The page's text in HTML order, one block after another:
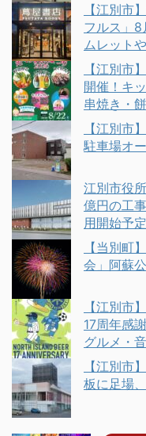
【江別市
フルス」8
ムレット
【江別市
開催！キ
串焼き・
【江別市
駐車場オ
江別市役
億円の工
用開始予定
【当別町
会」阿蘇
【江別市
17周年感
グルメ・
【江別市
板に足場